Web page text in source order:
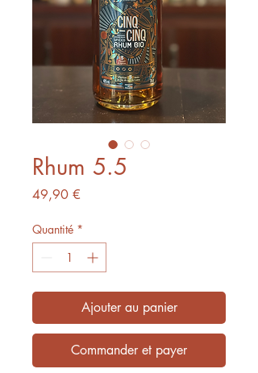
Rhum 5.5
49,90 €
Quantité *
Ajouter au panier
Commander et payer